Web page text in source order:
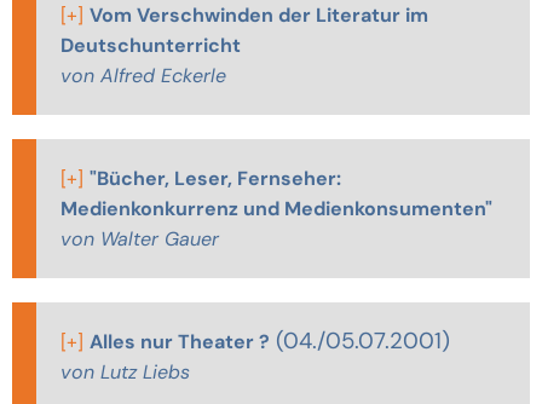
[+] Vom Verschwinden der Literatur im
Deutschunterricht
von Alfred Eckerle
[+] "Bücher, Leser, Fernseher:
Medienkonkurrenz und Medienkonsumenten"
von Walter Gauer
[+] Alles nur Theater ? (04./05.07.2001)
von Lutz Liebs